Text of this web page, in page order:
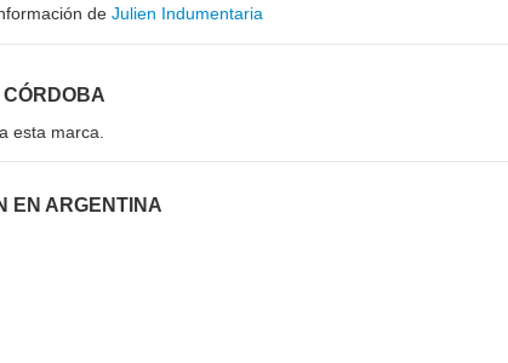
de Julien Indumentaria
esta marca.
EN ARGENTINA